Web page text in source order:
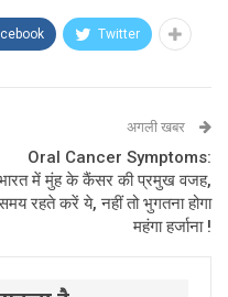
Twitter
अगली खबर
Oral Cancer Symptoms:
में मुंह के कैंसर की प्रमुख वजह,
रहते करें ये, नहीं तो भुगतना होगा
महंगा हर्जाना !